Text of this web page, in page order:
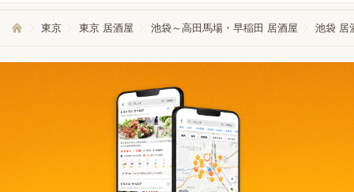
東京 東京 居酒屋 池袋～高田馬場・早稲田 居酒屋 池袋 居